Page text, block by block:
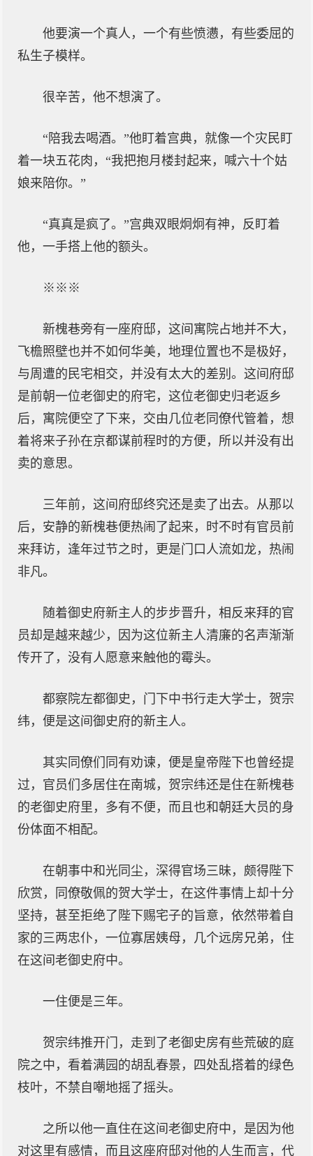
他要演一个真人，一个有些愤懑，有些委屈的
私生子模样。
很辛苦，他不想演了。
“陪我去喝酒。”他盯着宫典，就像一个灾民盯
着一块五花肉，“我把抱月楼封起来，喊六十个姑
娘来陪你。”
“真真是疯了。”宫典双眼炯炯有神，反盯着
他，一手搭上他的额头。
※※※
新槐巷旁有一座府邸，这间寓院占地并不大，
飞檐照壁也并不如何华美，地理位置也不是极好，
与周遭的民宅相交，并没有太大的差别。这间府邸
是前朝一位老御史的府宅，这位老御史归老返乡
后，寓院便空了下来，交由几位老同僚代管着，想
着将来子孙在京都谋前程时的方便，所以并没有出
卖的意思。
三年前，这间府邸终究还是卖了出去。从那以
后，安静的新槐巷便热闹了起来，时不时有官员前
来拜访，逢年过节之时，更是门口人流如龙，热闹
非凡。
随着御史府新主人的步步晋升，相反来拜的官
员却是越来越少，因为这位新主人清廉的名声渐渐
传开了，没有人愿意来触他的霉头。
都察院左都御史，门下中书行走大学士，贺宗
纬，便是这间御史府的新主人。
其实同僚们同有劝谏，便是皇帝陛下也曾经提
过，官员们多居住在南城，贺宗纬还是住在新槐巷
的老御史府里，多有不便，而且也和朝廷大员的身
份体面不相配。
在朝事中和光同尘，深得官场三昧，颇得陛下
欣赏，同僚敬佩的贺大学士，在这件事情上却十分
坚持，甚至拒绝了陛下赐宅子的旨意，依然带着自
家的三两忠仆，一位寡居姨母，几个远房兄弟，住
在这间老御史府中。
一住便是三年。
贺宗纬推开门，走到了老御史房有些荒破的庭
院之中，看着满园的胡乱春景，四处乱搭着的绿色
枝叶，不禁自嘲地摇了摇头。
之所以他一直住在这间老御史府中，是因为他
对这里有感情，而且这座府邸对他的人生而言，代